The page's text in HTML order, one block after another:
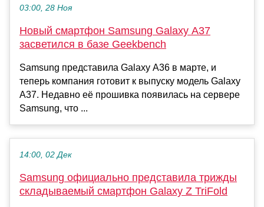
03:00, 28 Ноя
Новый смартфон Samsung Galaxy A37
засветился в базе Geekbench
Samsung представила Galaxy A36 в марте, и
теперь компания готовит к выпуску модель Galaxy
A37. Недавно её прошивка появилась на сервере
Samsung, что ...
14:00, 02 Дек
Samsung официально представила трижды
складываемый смартфон Galaxy Z TriFold